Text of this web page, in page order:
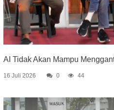
AI Tidak Akan Mampu
16 Juli 2026 0 44